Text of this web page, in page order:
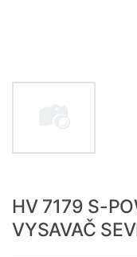
HV 7179 S-
VYSAVAČ